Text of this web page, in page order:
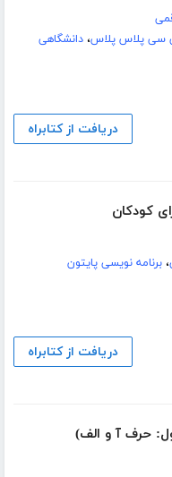
سی پلاس پلاس،دانشگاهی
دریافت از کتابراه
کودکان
،برنامه نویسی پایتون
دریافت از کتابراه
حرف آ و الف)